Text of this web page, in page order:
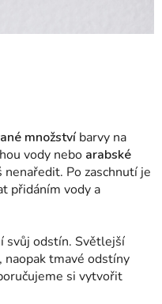
množstvíbarvy na
vody nebo arabské
Po zaschnutí je
přidáním vody a
svůj odstín. Světlejší
tmavé odstíny
si vytvořit